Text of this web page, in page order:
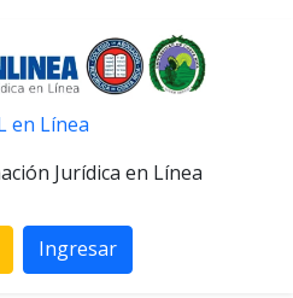
en Línea
Jurídica en Línea
Ingresar